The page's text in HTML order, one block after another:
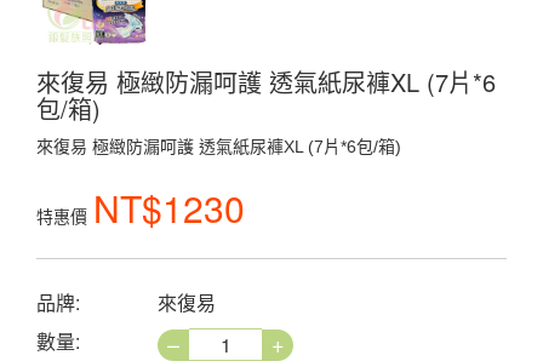
來復易 極緻防漏呵護 透氣紙尿褲XL (7片*6
包/箱)
來復易 極緻防漏呵護 透氣紙尿褲XL (7片*6包/箱)
特惠價 NT$1230
品牌:
來復易
數量:
– +